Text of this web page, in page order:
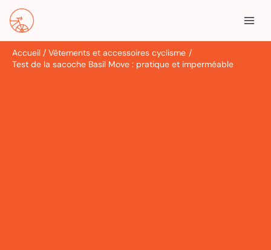
Aller
contenu
Accueil
Vêtements et accessoires cyclisme
Test de la sacoche Basil Move : pratique et imperméable
R
e
c
h